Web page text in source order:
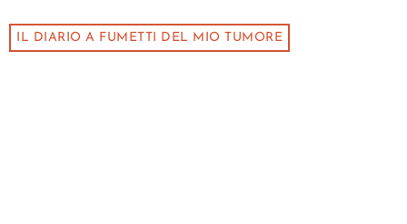
IL DIARIO A FUMETTI DEL MIO TUMORE